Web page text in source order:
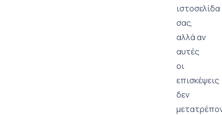
ιστοσελίδα
σας,
αλλά αν
αυτές
οι
επισκέψεις
δεν